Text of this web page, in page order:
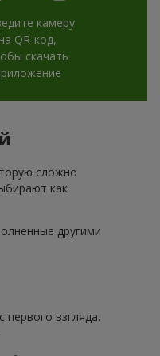
камеру
на QR-код,
скачать
сложно
как
другими
взгляда.